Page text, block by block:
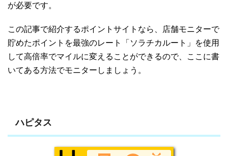
が必要です。
この記事で紹介するポイントサイトなら、店舗モニターで
貯めたポイントを最強のレート「ソラチカルート」を使用
して高倍率でマイルに変えることができるので、ここに書
いてある方法でモニターしましょう。
ハピタス